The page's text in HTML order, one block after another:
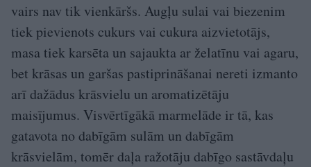
vairs nav tik vienkāršs. Augļu sulai vai biezenim
tiek pievienots cukurs vai cukura aizvietotājs,
masa tiek karsēta un sajaukta ar želatīnu vai agaru,
bet krāsas un garšas pastiprināšanai nereti izmanto
arī dažādus krāsvielu un aromatizētāju
maisījumus. Visvērtīgākā marmelāde ir tā, kas
gatavota no dabīgām sulām un dabīgām
krāsvielām, tomēr daļa ražotāju dabīgo sastāvdaļu